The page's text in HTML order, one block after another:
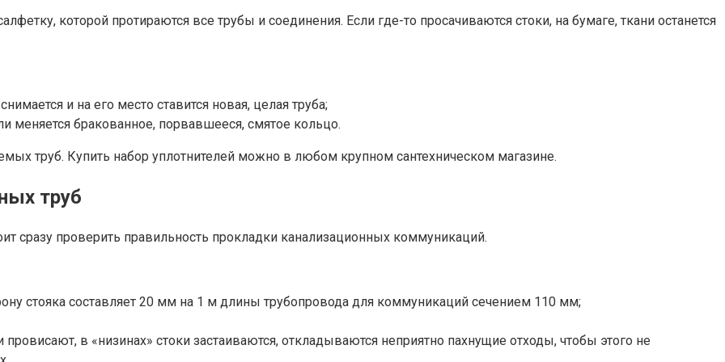
которой протираются все трубы и соединения. Если где-то просачиваются стоки, на бумаге, ткани останется
и на его место ставится новая, целая труба;
меняется бракованное, порвавшееся, смятое кольцо.
труб. Купить набор уплотнителей можно в любом крупном сантехническом магазине.
труб
сразу проверить правильность прокладки канализационных коммуникаций.
стояка составляет 20 мм на 1 м длины трубопровода для коммуникаций сечением 110 мм;
в «низинах» стоки застаиваются, откладываются неприятно пахнущие отходы, чтобы этого не